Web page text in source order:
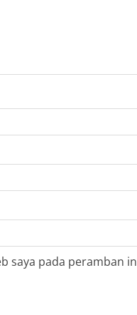
saya pada peramban